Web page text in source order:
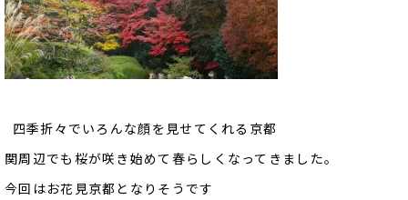
四季折々でいろんな顔を見せてくれる京都
関周辺でも桜が咲き始めて春らしくなってきました。
今回はお花見京都となりそうです